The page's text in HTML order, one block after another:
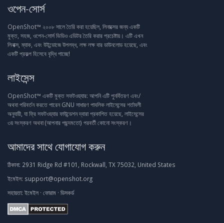
ওপেন-সোর্স
OpenShot™ ২০০৮ সালে তৈরি করা হয়েছিল, লিনাক্সের জন্য একটি
মুক্ত, সহজ, ওপেন-সোর্স ভিডিও এডিটর তৈরি করার প্রচেষ্টায়। এটি এখন
লিনাক্স, ম্যাক, এবং উইন্ডোজে উপলব্ধ, লক্ষ লক্ষ বার ডাউনলোড হয়েছে, এবং
একটি প্রকল্প হিসেবে বৃদ্ধি পাচ্ছে!
লাইসেন্স
OpenShot™ একটি মুক্ত সফটওয়্যার: আপনি এটি পুনর্বিতরণ এবং/
অথবা পরিবর্তন করতে পারেন GNU সাধারণ পাবলিক লাইসেন্সের শর্তাবলী
অনুযায়ী, যা ফ্রি সফটওয়্যার ফাউন্ডেশন দ্বারা প্রকাশিত হয়েছে, লাইসেন্সের
৩য় সংস্করণ অথবা (আপনার পছন্দমতো) পরবর্তী কোনো সংস্করণ।
আমাদের সাথে যোগাযোগ করুন
ঠিকানা: 2931 Ridge Rd #101, Rockwall, TX 75032, United States
ইমেইল: support@openshot.org
সহায়তা: ইমেইল · ফোরাম · ডিসকর্ড